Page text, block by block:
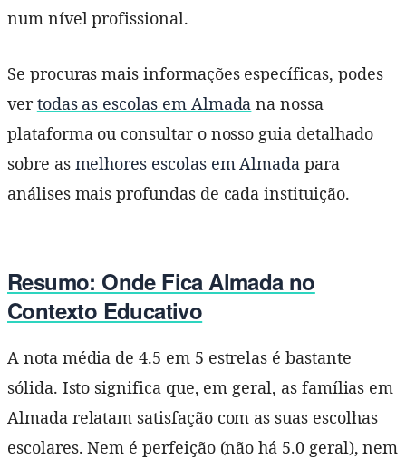
num nível profissional.
Se procuras mais informações específicas, podes
vertodas as escolas em Almada na nossa
plataforma ou consultar o nosso guia detalhado
sobre as melhores escolas em Almada para
análises mais profundas de cada instituição.
Resumo: Onde Fica Almada no
Contexto Educativo
A nota média de 4.5 em 5 estrelas é bastante
sólida. Isto significa que, em geral, as famílias em
Almada relatam satisfação com as suas escolhas
escolares. Nem é perfeição (não há 5.0 geral), nem